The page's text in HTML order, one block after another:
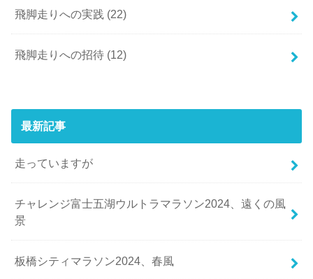
飛脚走りへの実践 (22)
飛脚走りへの招待 (12)
最新記事
走っていますが
チャレンジ富士五湖ウルトラマラソン2024、遠くの風
景
板橋シティマラソン2024、春風